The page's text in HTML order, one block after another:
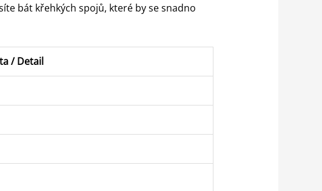
bát křehkých spojů, které by se snadno
/ Detail